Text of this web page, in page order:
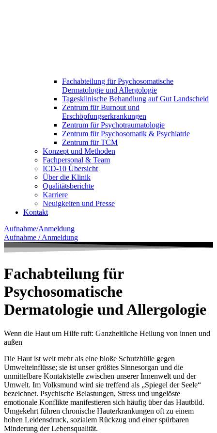
Fachabteilung für Psychosomatische
Dermatologie und Allergologie
Tagesklinische Behandlung auf Gut Landscheid
Zentrum für Burnout und
Erschöpfungserkrankungen
Zentrum für Psychotraumatologie
Zentrum für Psychosomatik & Psychiatrie
Zentrum für TCM
Konzept und Methoden
Fachpersonal & Team
ICD-10 Übersicht
Über die Klinik
Qualitätsberichte
Karriere
Neuigkeiten und Presse​
Kontakt
Aufnahme/Anmeldung
Aufnahme / Anmeldung
Fachabteilung für
Psychosomatische
Dermatologie und Allergologie
Wenn die Haut um Hilfe ruft: Ganzheitliche Heilung von innen und
außen
Die Haut ist weit mehr als eine bloße Schutzhülle gegen
Umwelteinflüsse; sie ist unser größtes Sinnesorgan und die
unmittelbare Kontaktstelle zwischen unserer Innenwelt und der
Umwelt. Im Volksmund wird sie treffend als „Spiegel der Seele“
bezeichnet. Psychische Belastungen, Stress und ungelöste
emotionale Konflikte manifestieren sich häufig über das Hautbild.
Umgekehrt führen chronische Hauterkrankungen oft zu einem
hohen Leidensdruck, sozialem Rückzug und einer spürbaren
Minderung der Lebensqualität.